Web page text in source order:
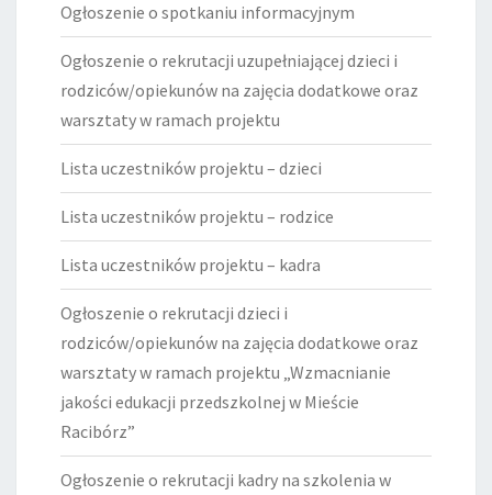
Ogłoszenie o spotkaniu informacyjnym
Ogłoszenie o rekrutacji uzupełniającej dzieci i
rodziców/opiekunów na zajęcia dodatkowe oraz
warsztaty w ramach projektu
Lista uczestników projektu – dzieci
Lista uczestników projektu – rodzice
Lista uczestników projektu – kadra
Ogłoszenie o rekrutacji dzieci i
rodziców/opiekunów na zajęcia dodatkowe oraz
warsztaty w ramach projektu „Wzmacnianie
jakości edukacji przedszkolnej w Mieście
Racibórz”
Ogłoszenie o rekrutacji kadry na szkolenia w